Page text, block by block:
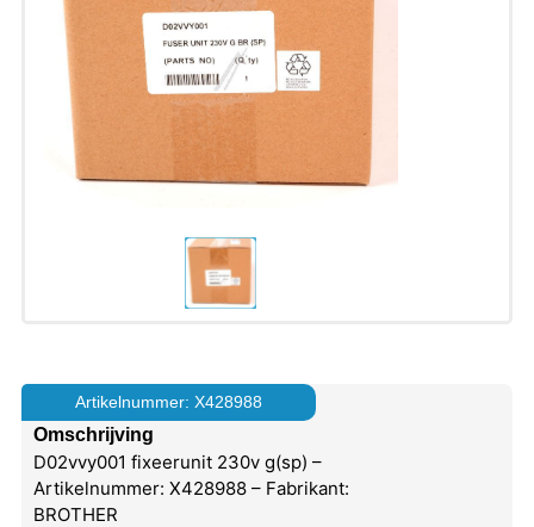
Artikelnummer: X428988
Omschrijving
D02vvy001 fixeerunit 230v g(sp) –
Artikelnummer: X428988 – Fabrikant:
BROTHER